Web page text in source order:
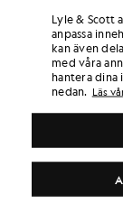
Tjäna
poäng vid
6 points =
look
Lyle & Scott
anpassa
kan även
med våra
hantera dina
nedan.
Läs